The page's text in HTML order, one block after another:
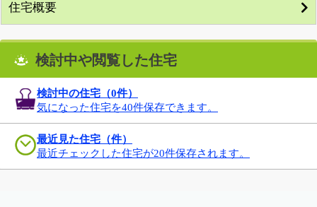
住宅概要
検討中や閲覧した住宅
検討中の住宅（0件）
気になった住宅を40件保存できます。
最近見た住宅（件）
最近チェックした住宅が20件保存されます。